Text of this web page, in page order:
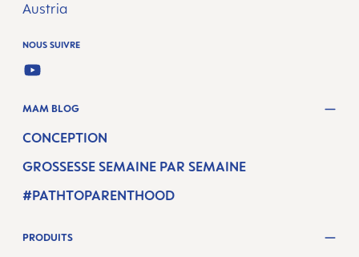
Austria
NOUS SUIVRE
YOUTUBE
MAM BLOG
CONCEPTION
GROSSESSE SEMAINE PAR SEMAINE
#PATHTOPARENTHOOD
PRODUITS